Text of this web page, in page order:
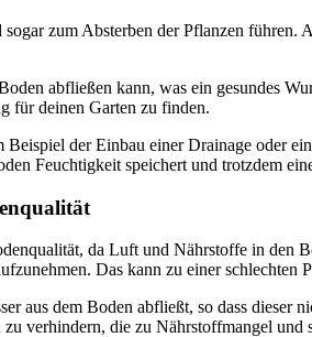
zum Absterben der Pflanzen
abfließen kann, was ein gesundes
für deinen Garten zu finden.
der Einbau einer Drainage oder
Feuchtigkeit speichert und trotzdem
da Luft und Nährstoffe in den
Das kann zu einer schlechten
aus dem Boden abfließt, so dass
verhindern, die zu Nährstoffmangel